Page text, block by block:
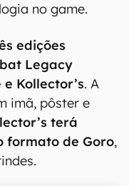
no game.
edições
Legacy
Kollector’s. A
imã, pôster e
terá
formato de Goro,